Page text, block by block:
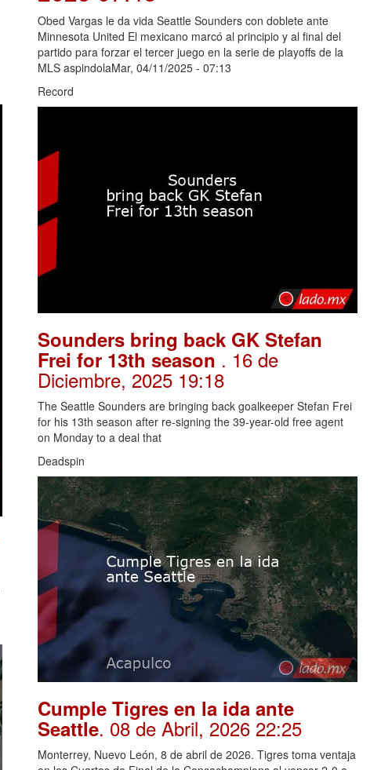
Obed Vargas le da vida Seattle Sounders con doblete ante
Minnesota United El mexicano marcó al principio y al final del
partido para forzar el tercer juego en la serie de playoffs de la
MLS aspindolaMar, 04/11/2025 - 07:13
Record
Sounders bring back GK Stefan
Frei for 13th season . 16 de
Diciembre, 2025 19:18
The Seattle Sounders are bringing back goalkeeper Stefan Frei
for his 13th season after re-signing the 39-year-old free agent
on Monday to a deal that
Deadspin
Cumple Tigres en la ida ante
Seattle. 08 de Abril, 2026 22:25
Monterrey, Nuevo León, 8 de abril de 2026. Tigres toma ventaja